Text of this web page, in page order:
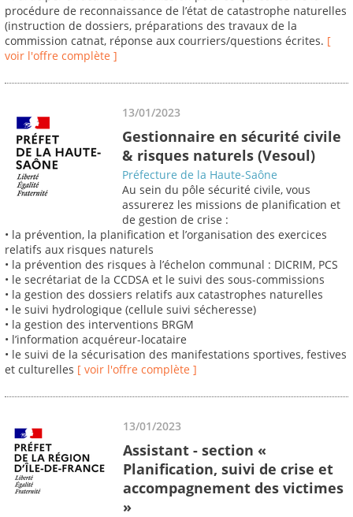
procédure de reconnaissance de l’état de catastrophe naturelles
(instruction de dossiers, préparations des travaux de la
commission catnat, réponse aux courriers/questions écrites. [
voir l'offre complète ]
13/01/2023
Gestionnaire en sécurité civile
& risques naturels (Vesoul)
Préfecture de la Haute-Saône
Au sein du pôle sécurité civile, vous
assurerez les missions de planification et
de gestion de crise :
• la prévention, la planification et l’organisation des exercices
relatifs aux risques naturels
• la prévention des risques à l’échelon communal : DICRIM, PCS
• le secrétariat de la CCDSA et le suivi des sous-commissions
• la gestion des dossiers relatifs aux catastrophes naturelles
• le suivi hydrologique (cellule suivi sécheresse)
• la gestion des interventions BRGM
• l’information acquéreur-locataire
• le suivi de la sécurisation des manifestations sportives, festives
et culturelles [ voir l'offre complète ]
13/01/2023
Assistant - section «
Planification, suivi de crise et
accompagnement des victimes
»